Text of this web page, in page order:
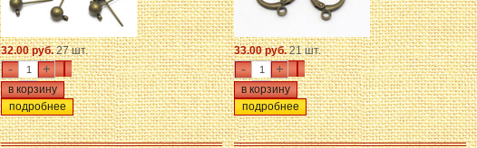
32.00 руб.27 шт.
- +
подробнее
33.00 руб.21 шт.
- +
подробнее